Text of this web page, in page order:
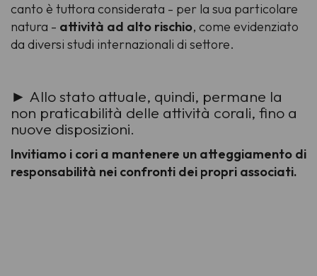
canto è tuttora considerata - per la sua particolare
natura - attività ad alto rischio, come evidenziato
da diversi studi internazionali di settore.
► Allo stato attuale, quindi, permane la
non praticabilità delle attività corali, fino a
nuove disposizioni.
Invitiamo i cori a mantenere un atteggiamento di
responsabilità nei confronti dei propri associati.